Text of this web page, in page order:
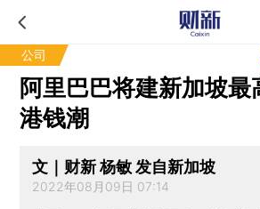
公司
阿里巴巴将建新加坡最
港钱潮
文｜财新 杨敏 发自新加坡
2022年08月09日 07:14